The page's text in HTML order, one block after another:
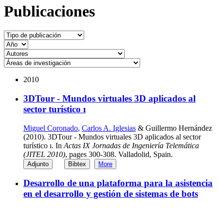
Publicaciones
2010
3DTour - Mundos virtuales 3D aplicados al
sector turístico ı
Miguel Coronado, Carlos A. Iglesias & Guillermo Hernández
(2010). 3DTour - Mundos virtuales 3D aplicados al sector
turístico ı. In Actas IX Jornadas de Ingeniería Telemática
(JITEL 2010), pages 300-308. Valladolid, Spain.
Adjunto Bibtex More
Desarrollo de una plataforma para la asistencia
en el desarrollo y gestión de sistemas de bots